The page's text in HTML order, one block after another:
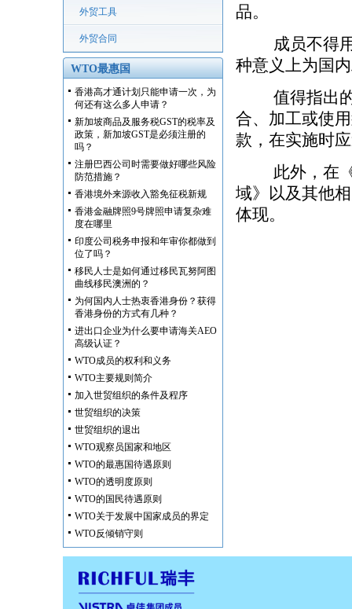
外贸工具
外贸合同
WTO最惠国
香港高才通计划只能申请一次，为
何还有这么多人申请？
新加坡商品及服务税GST的税率及
政策，新加坡GST是必须注册的
吗？
注册巴西公司时需要做好哪些风险
防范措施？
香港境外来源收入豁免征税新规
香港金融牌照9号牌照申请复杂难
度在哪里
印度公司税务申报和年审你都做到
位了吗？
移民人士是如何通过移民瓦努阿图
曲线移民澳洲的？
为何国内人士热衷香港身份？获得
香港身份的方式有几种？
进出口企业为什么要申请海关AEO
高级认证？
WTO成员的权利和义务
WTO主要规则简介
加入世贸组织的条件及程序
世贸组织的决策
世贸组织的退出
WTO观察员国家和地区
WTO的最惠国待遇原则
WTO的透明度原则
WTO的国民待遇原则
WTO关于发展中国家成员的界定
WTO反倾销守则
品。
成员不得用
种意义上为国
值得指出的
合、加工或使
款，在实施时
此外，在《
域》以及其他
体现。